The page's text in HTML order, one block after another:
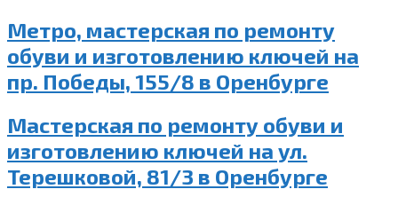
Метро, мастерская по ремонту
обуви и изготовлению ключей на
пр. Победы, 155/8 в Оренбурге
Мастерская по ремонту обуви и
изготовлению ключей на ул.
Терешковой, 81/3 в Оренбурге